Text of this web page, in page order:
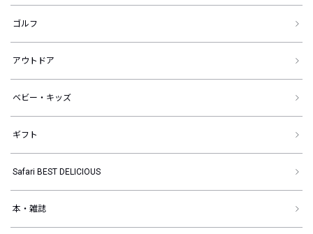
ゴルフ
アウトドア
ベビー・キッズ
ギフト
Safari BEST DELICIOUS
本・雑誌